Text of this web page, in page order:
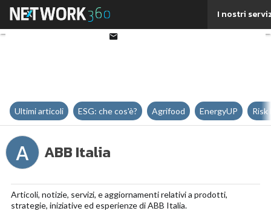
I nostri
Ultimi articoli ESG: che cos'è? Agrifood EnergyUP Risk
A ABB Italia
Articoli, notizie, servizi, e aggiornamenti relativi a prodotti,
strategie, iniziative ed esperienze di ABB Italia.